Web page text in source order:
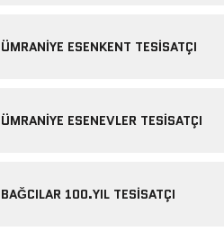
ÜMRANIYE ESENKENT TESISATÇI
ÜMRANIYE ESENEVLER TESISATÇI
BAĞCILAR 100.YIL TESISATÇI